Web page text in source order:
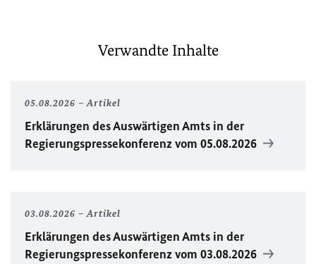
Verwandte Inhalte
05.08.2026 Artikel
Erklärungen des Auswärtigen Amts in der
Regierungspressekonferenz vom 05.08.2026
03.08.2026 Artikel
Erklärungen des Auswärtigen Amts in der
Regierungspressekonferenz vom 03.08.2026